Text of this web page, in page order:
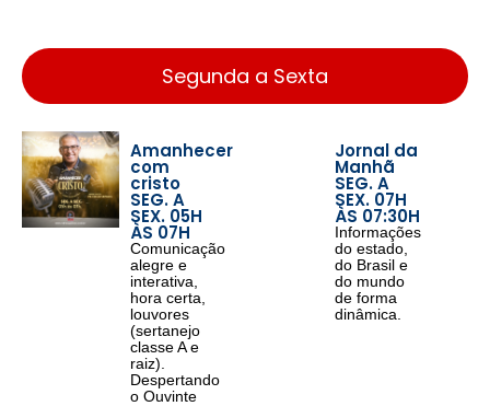
Segunda a Sexta
Amanhecer
com
cristo
SEG. A
SEX. 05H
ÀS 07H
Comunicação
alegre e
interativa,
hora certa,
louvores
(sertanejo
classe A e
raiz).
Despertando
o Ouvinte
Jornal da
Manhã
SEG. A
SEX. 07H
ÀS 07:30H
Informações
do estado,
do Brasil e
do mundo
de forma
dinâmica.